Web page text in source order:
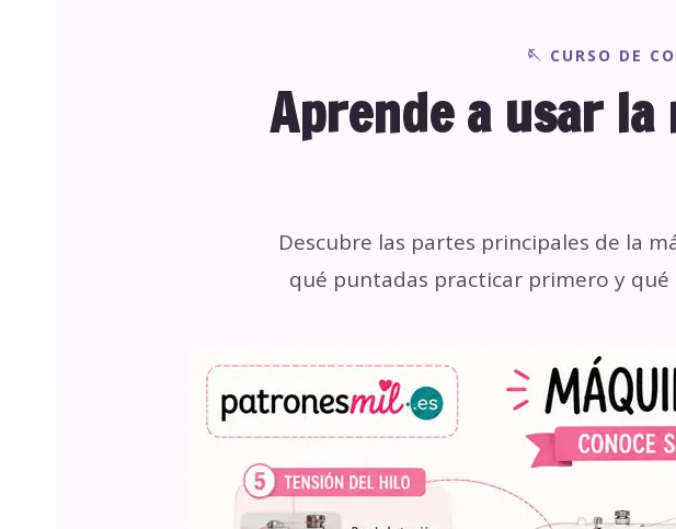
🪡 CURSO DE
Aprende a usar la
Descubre las partes principales de la
qué puntadas practicar primero y